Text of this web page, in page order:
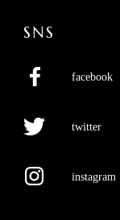
SNS
facebook
twitter
instagram